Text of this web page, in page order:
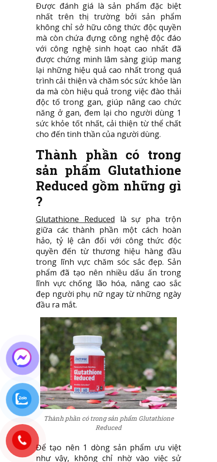
Được đánh giá là sản phẩm đặc biệt
nhất trên thị trường bởi sản phẩm
không chỉ sở hữu công thức độc quyền
mà còn chứa đựng công nghệ độc đáo
với công nghệ sinh hoạt cao nhất đã
được chứng minh lâm sàng giúp mang
lại những hiệu quả cao nhất trong quá
trình cải thiện và chăm sóc sức khỏe làn
da mà còn hiệu quả trong việc đào thải
độc tố trong gan, giúp nâng cao chức
năng ở gan, đem lại cho người dùng 1
sức khỏe tốt nhất, cải thiện từ thể chất
cho đến tinh thần của người dùng.
Thành phần có trong
sản phẩm Glutathione
Reduced gồm những gì
?
Glutathione Reduced là sự pha trộn
giữa các thành phần một cách hoàn
hảo, tỷ lệ cân đối với công thức độc
quyền đến từ thương hiệu hàng đầu
trong lĩnh vực chăm sóc sắc đẹp. Sản
phẩm đã tạo nên nhiều dấu ấn trong
lĩnh vực chống lão hóa, nâng cao sắc
đẹp người phụ nữ ngay từ những ngày
đầu ra mắt.
Thành phần có trong sản phẩm Glutathione
Reduced
Để tạo nên 1 dòng sản phẩm ưu việt
như vậy, không chỉ nhờ vào việc sử